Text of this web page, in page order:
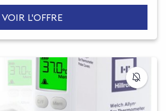
VOIR L'OFFRE